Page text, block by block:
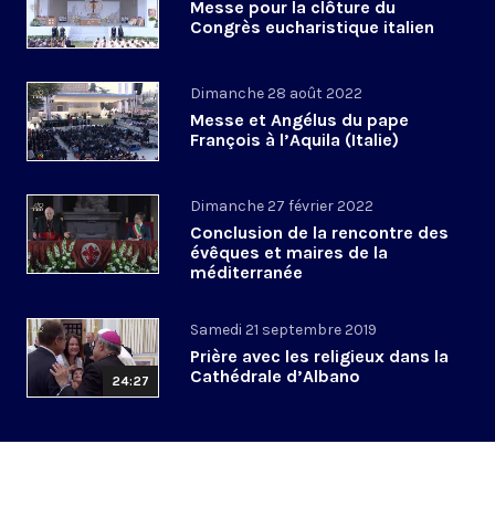
Messe pour la clôture du
Congrès eucharistique italien
Dimanche 28 août 2022
Messe et Angélus du pape
François à l’Aquila (Italie)
Dimanche 27 février 2022
Conclusion de la rencontre des
évêques et maires de la
méditerranée
24:27
Samedi 21 septembre 2019
Prière avec les religieux dans la
Cathédrale d’Albano